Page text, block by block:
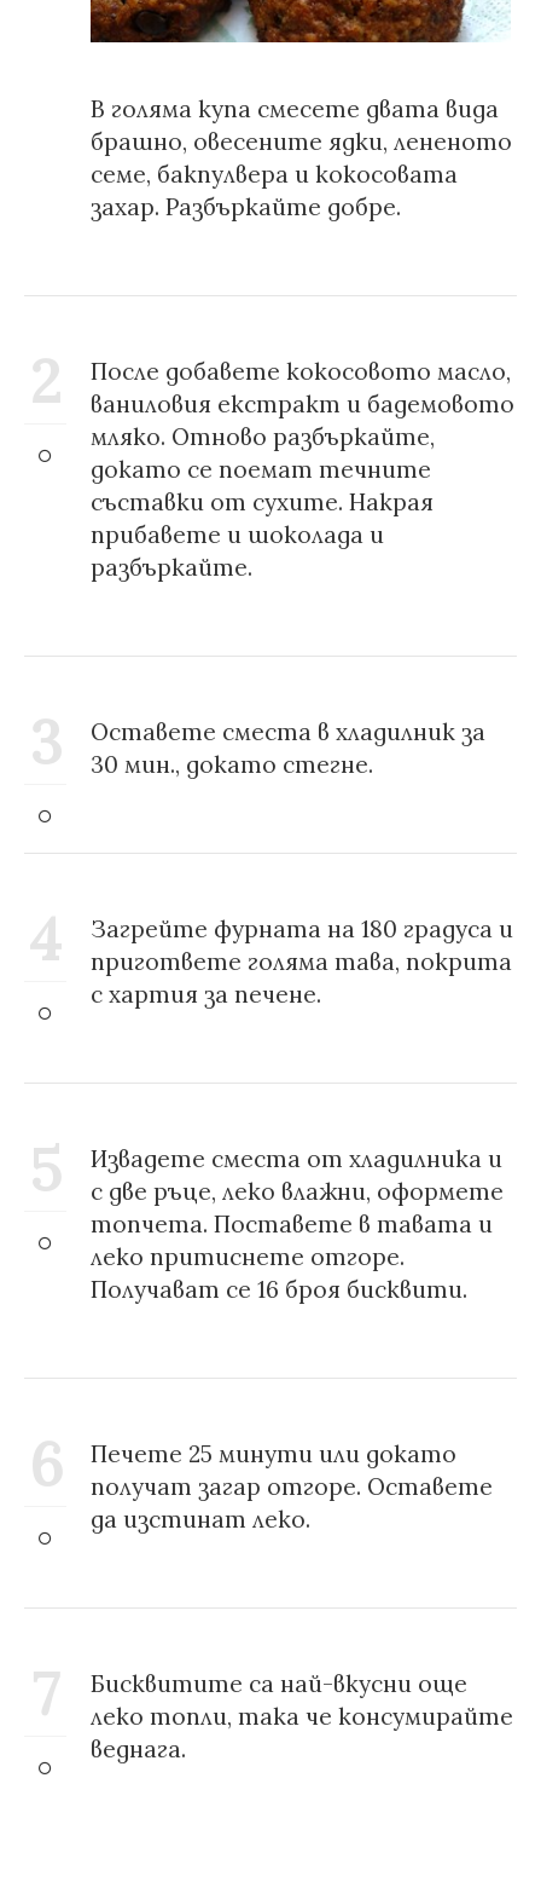
В голяма купа смесете двата вида
брашно, овесените ядки, лененото
семе, бакпулвера и кокосовата
захар. Разбъркайте добре.
2
После добавете кокосовото масло,
ваниловия екстракт и бадемовото
мляко. Отново разбъркайте,
докато се поемат течните
съставки от сухите. Накрая
прибавете и шоколада и
разбъркайте.
3
Оставете сместа в хладилник за
30 мин., докато стегне.
4
Загрейте фурната на 180 градуса и
пригответе голяма тава, покрита
с хартия за печене.
5
Извадете сместа от хладилника и
с две ръце, леко влажни, оформете
топчета. Поставете в тавата и
леко притиснете отгоре.
Получават се 16 броя бисквити.
6
Печете 25 минути или докато
получат загар отгоре. Оставете
да изстинат леко.
7
Бисквитите са най-вкусни още
леко топли, така че консумирайте
веднага.